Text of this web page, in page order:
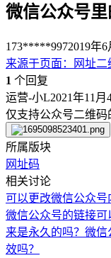
微信公众号里
173*****9972019年6
来源于页面 ：
网址
1 个回复
运营-小L2021年11月
仅支持公众号二维码
所属版块
网址码
相关讨论
可以更改微信公众号
微信公众号的链接可
来是永久的吗？ 微信
效吗？